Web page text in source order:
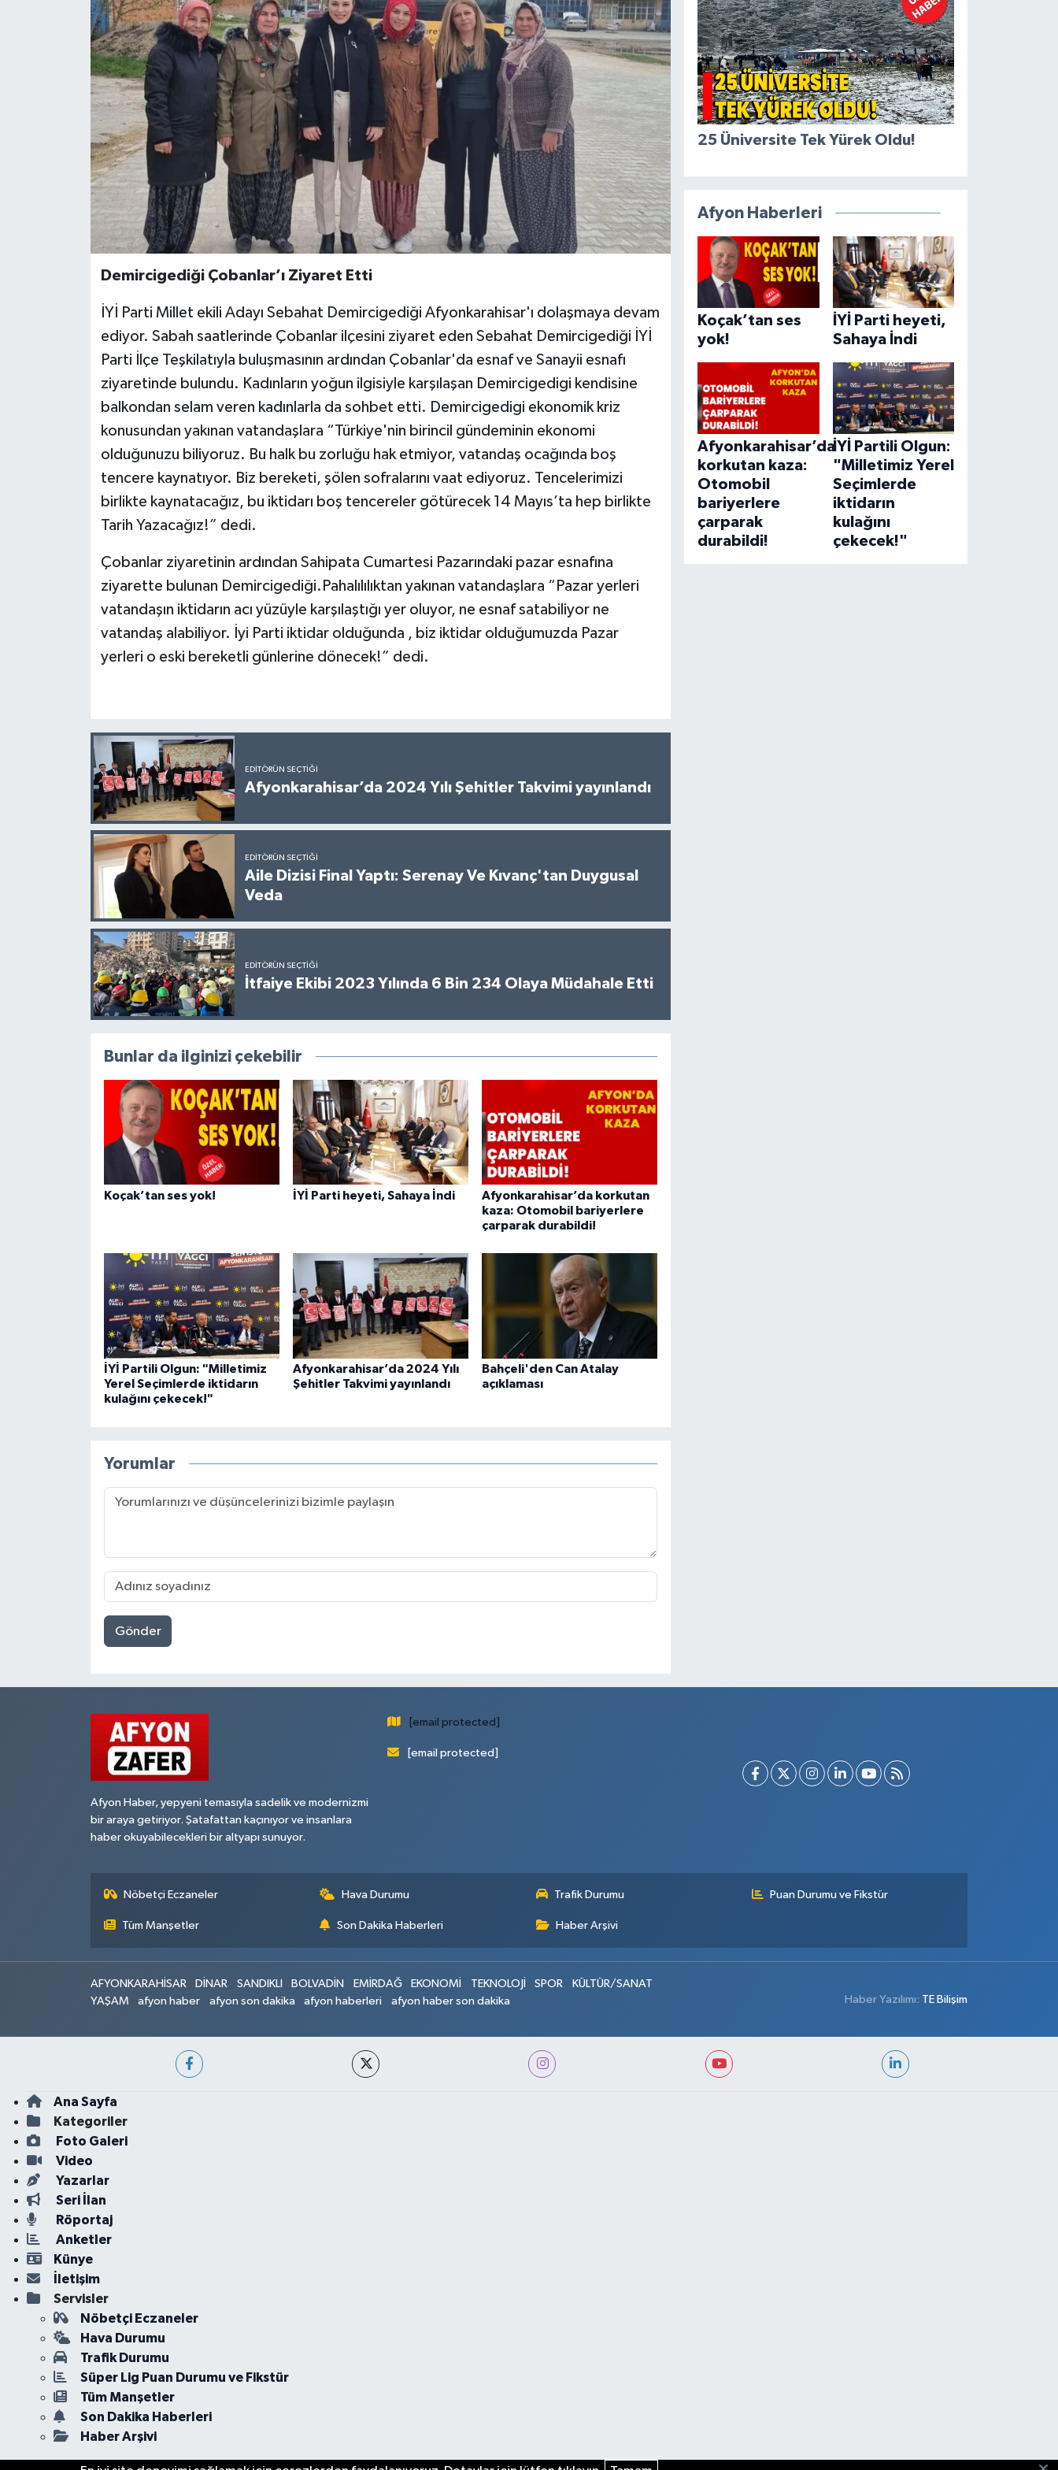
Demircigediği Çobanlar’ı Ziyaret Etti
İYİ Parti Millet ekili Adayı Sebahat Demircigediği Afyonkarahisar'ı dolaşmaya devam
ediyor. Sabah saatlerinde Çobanlar ilçesini ziyaret eden Sebahat Demircigediği İYİ
Parti İlçe Teşkilatıyla buluşmasının ardından Çobanlar'da esnaf ve Sanayii esnafı
ziyaretinde bulundu. Kadınların yoğun ilgisiyle karşılaşan Demircigedigi kendisine
balkondan selam veren kadınlarla da sohbet etti. Demircigedigi ekonomik kriz
konusundan yakınan vatandaşlara “Türkiye'nin birincil gündeminin ekonomi
olduğunuzu biliyoruz. Bu halk bu zorluğu hak etmiyor, vatandaş ocağında boş
tencere kaynatıyor. Biz bereketi, şölen sofralarını vaat ediyoruz. Tencelerimizi
birlikte kaynatacağız, bu iktidarı boş tencereler götürecek 14 Mayıs’ta hep birlikte
Tarih Yazacağız!” dedi.
Çobanlar ziyaretinin ardından Sahipata Cumartesi Pazarındaki pazar esnafına
ziyarette bulunan Demircigediği.Pahalılılıktan yakınan vatandaşlara “Pazar yerleri
vatandaşın iktidarın acı yüzüyle karşılaştığı yer oluyor, ne esnaf satabiliyor ne
vatandaş alabiliyor. İyi Parti iktidar olduğunda , biz iktidar olduğumuzda Pazar
yerleri o eski bereketli günlerine dönecek!” dedi.
EDITÖRÜN SEÇTIĞI
Afyonkarahisar’da 2024 Yılı Şehitler Takvimi yayınlandı
EDITÖRÜN SEÇTIĞI
Aile Dizisi Final Yaptı: Serenay Ve Kıvanç'tan Duygusal
Veda
EDITÖRÜN SEÇTIĞI
İtfaiye Ekibi 2023 Yılında 6 Bin 234 Olaya Müdahale Etti
Bunlar da ilginizi çekebilir
Koçak’tan ses yok! İYİ Parti heyeti, Sahaya İndi
Afyonkarahisar’da korkutan
kaza: Otomobil bariyerlere
çarparak durabildi!
İYİ Partili Olgun: "Milletimiz
Yerel Seçimlerde iktidarın
kulağını çekecek!"
Afyonkarahisar’da 2024 Yılı
Şehitler Takvimi yayınlandı
Bahçeli'den Can Atalay
açıklaması
Yorumlar
Gönder
25 Üniversite Tek Yürek Oldu!
Afyon Haberleri
Koçak’tan ses
yok!
İYİ Parti heyeti,
Sahaya İndi
Afyonkarahisar’da
korkutan kaza:
Otomobil
bariyerlere
çarparak
durabildi!
İYİ Partili Olgun:
"Milletimiz Yerel
Seçimlerde
iktidarın
kulağını
çekecek!"
Afyon Haber, yepyeni temasıyla sadelik ve modernizmi
bir araya getiriyor. Şatafattan kaçınıyor ve insanlara
haber okuyabilecekleri bir altyapı sunuyor.
[email protected]
[email protected]
Nöbetçi Eczaneler Hava Durumu Trafik Durumu Puan Durumu ve Fikstür
Tüm Manşetler Son Dakika Haberleri Haber Arşivi
AFYONKARAHİSAR DİNAR SANDIKLI BOLVADİN EMİRDAĞ EKONOMİ TEKNOLOJİ SPOR
KÜLTÜR/SANAT
YAŞAM
afyon haber afyon son dakika afyon haberleri afyon haber son dakika Haber Yazılımı: TE Bilişim
Ana Sayfa
Kategoriler
Foto Galeri
Video
Yazarlar
Seri İlan
Röportaj
Anketler
Künye
İletişim
Servisler
Nöbetçi Eczaneler
Hava Durumu
Trafik Durumu
Süper Lig Puan Durumu ve Fikstür
Tüm Manşetler
Son Dakika Haberleri
Haber Arşivi